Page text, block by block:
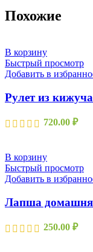
Похожие
В корзину
Быстрый просмотр
Добавить в
Рулет из
720.00 ₽
В корзину
Быстрый просмотр
Добавить в
Лапша
250.00 ₽